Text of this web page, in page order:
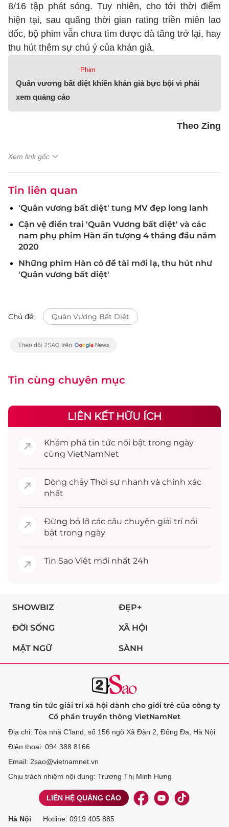
8/16 tập phát sóng. Tuy nhiên, cho tới thời điểm
hiện tại, sau quãng thời gian rating triền miên lao
dốc, bộ phim vẫn chưa tìm được đà tăng trở lại, hay
thu hút thêm sự chú ý của khán giả.
Phim
Quân vương bất diệt khiến khán giả bực bội vì phải
xem quảng cáo
Theo Zing
Xem link gốc
Tin liên quan
'Quân vương bất diệt' tung MV đẹp long lanh
Cận vệ điển trai 'Quân Vương bất diệt' và các
nam phụ phim Hàn ấn tượng 4 tháng đầu năm
2020
Những phim Hàn có đề tài mới lạ, thu hút như
'Quân vương bất diệt'
Chủ đề: Quân Vương Bất Diệt
Tin cùng chuyên mục
LIÊN KẾT HỮU ÍCH
Khám phá tin tức nổi bật trong ngày
cùng VietNamNet
Dòng chảy Thời sự nhanh và chính xác
nhất
Đừng bỏ lỡ các câu chuyện giải trínổi
bật trong ngày
Tin Sao Việt mới nhất 24h
SHOWBIZ ĐẸP+
ĐỜI SỐNG XÃ HỘI
MẬT NGỮ SÀNH
Trang tin tức giải trí xã hội dành cho giới trẻ của công ty
Cổ phần truyền thông VietNamNet
Địa chỉ: Tòa nhà C’land, số 156 ngõ Xã Đàn 2, Đống Đa, Hà Nội
Điện thoại: 094 388 8166
Email: 2sao@vietnamnet.vn
Chịu trách nhiệm nội dung: Trương Thị Minh Hưng
LIÊN HỆ QUẢNG CÁO
Hà Nội Hotline: 0919 405 885